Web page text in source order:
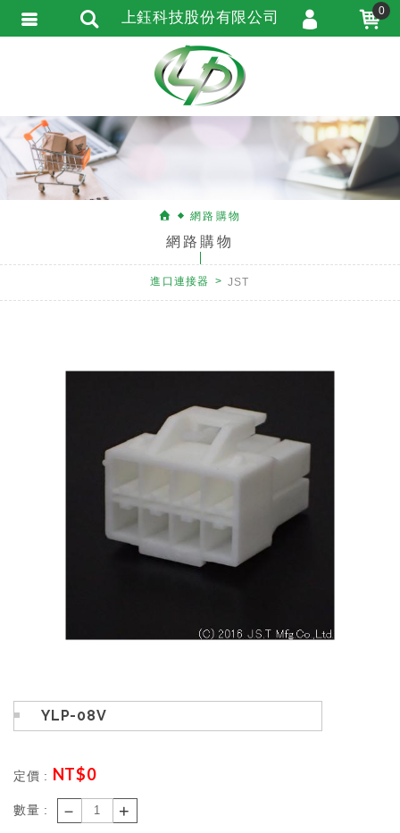
網路購物
網路購物
進口連接器 JST
YLP-08V
定價 : NT$0
數量 : － +
上鈺科技股份有限公司 0
會員登入
會員註冊
忘記密碼